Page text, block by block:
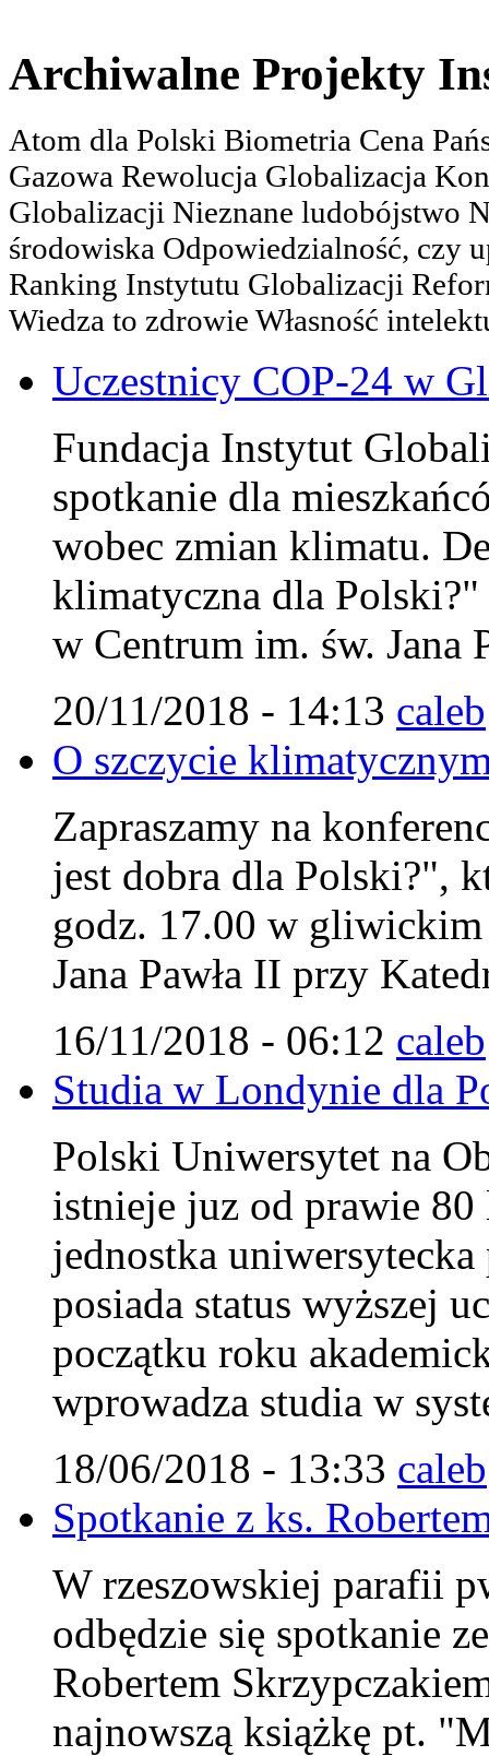
Archiwalne Projekty
Atom dla Polski Biometria Cena
Gazowa Rewolucja Globalizacja
Globalizacji Nieznane ludobójstwo
środowiska Odpowiedzialność, czy
Ranking Instytutu Globalizacji
Wiedza to zdrowie Własność
Uczestnicy COP-24 w
Fundacja Instytut
spotkanie dla
wobec zmian klimatu.
klimatyczna dla
w Centrum im. św. Jana
20/11/2018 - 14:13 caleb
O szczycie
Zapraszamy na
jest dobra dla Polski?",
godz. 17.00 w
Jana Pawła II przy
16/11/2018 - 06:12 caleb
Studia w Londynie dla
Polski Uniwersytet na
istnieje juz od prawie 80
jednostka
posiada status wyższej
początku roku
wprowadza studia w
18/06/2018 - 13:33 caleb
Spotkanie z ks.
W rzeszowskiej parafii
odbędzie się spotkanie
Robertem
najnowszą książkę pt.